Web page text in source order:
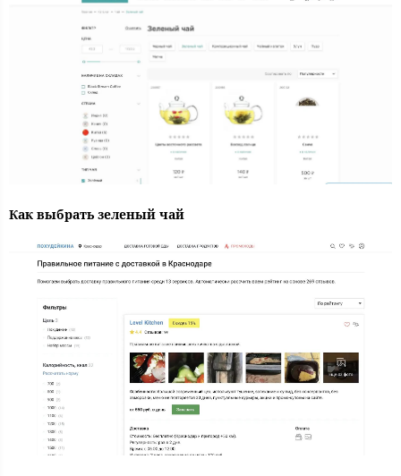
Как выбрать зеленый чай